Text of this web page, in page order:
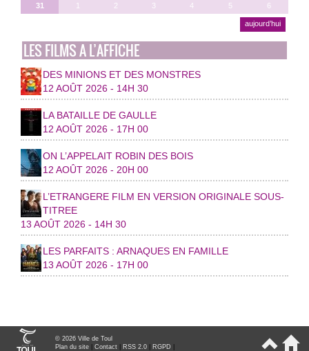
31
1 2 3 4 5 6
aujourd’hui
LES FILMS A L’AFFICHE
DES MINIONS ET DES MONSTRES
12 AOÛT 2026 - 14H 30
LA BATAILLE DE GAULLE
12 AOÛT 2026 - 17H 00
ON L’APPELAIT ROBIN DES BOIS
12 AOÛT 2026 - 20H 00
L’ETRANGERE FILM EN VERSION ORIGINALE SOUS-
TITREE
13 AOÛT 2026 - 14H 30
LES PARFAITS : ARNAQUES EN FAMILLE
13 AOÛT 2026 - 17H 00
© 2026 Ville de Toul
Plan du site
Contact RSS 2.0 RGPD